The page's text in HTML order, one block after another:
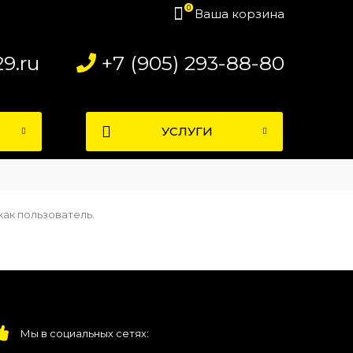
0 Ваша корзина
+7 (905) 293-88-80
УСЛУГИ
пользователь.
Мы в социальных сетях: